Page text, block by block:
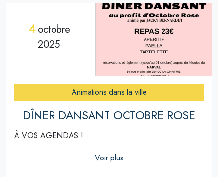
4octobre
2025
Animations dans la ville
DÎNER DANSANT OCTOBRE ROSE
À VOS AGENDAS !
Voir plus